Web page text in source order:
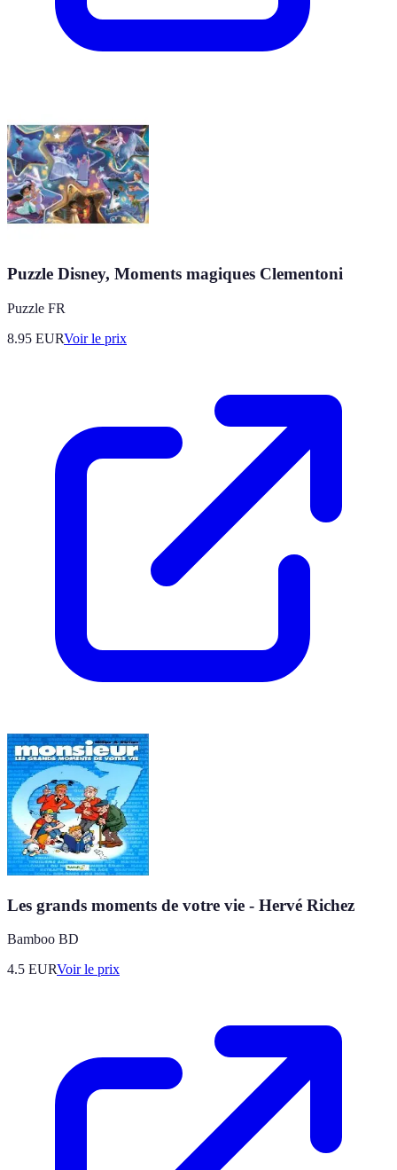
Puzzle Disney, Moments magiques Clementoni
Puzzle FR
8.95 EURVoir le prix
Les grands moments de votre vie - Hervé Richez
Bamboo BD
4.5 EURVoir le prix